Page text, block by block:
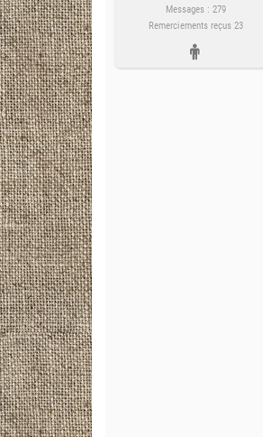
Messages : 279
Remerciements reçus 23